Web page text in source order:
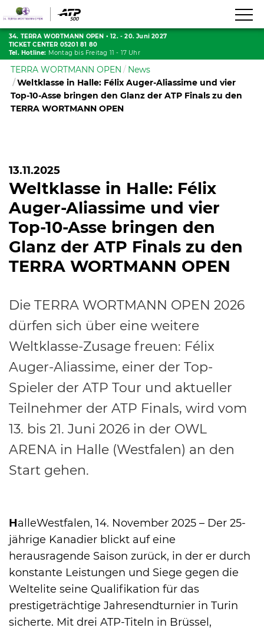
International
34. TERRA WORTMANN OPEN • 12. - 20. Juni 2027
TICKET CENTER 05201 81 80
Tel. Hotline: Montag bis Freitag 11 - 17 Uhr
TERRA WORTMANN OPEN
News
Weltklasse in Halle: Félix Auger-Aliassime und vier
Top-10-Asse bringen den Glanz der ATP Finals zu den
TERRA WORTMANN OPEN
13.11.2025
Weltklasse in Halle: Félix
Auger-Aliassime und vier
Top-10-Asse bringen den
Glanz der ATP Finals zu den
TERRA WORTMANN OPEN
Die TERRA WORTMANN OPEN 2026
dürfen sich über eine weitere
Weltklasse-Zusage freuen: Félix
Auger-Aliassime, einer der Top-
Spieler der ATP Tour und aktueller
Teilnehmer der ATP Finals, wird vom
13. bis 21. Juni 2026 in der OWL
ARENA in Halle (Westfalen) an den
Start gehen.
HalleWestfalen, 14. November 2025 – Der 25-
jährige Kanadier blickt auf eine
herausragende Saison zurück, in der er durch
konstante Leistungen und Siege gegen die
Weltelite seine Qualifikation für das
prestigeträchtige Jahresendturnier in Turin
sicherte. Mit drei ATP-Titeln in Brüssel,